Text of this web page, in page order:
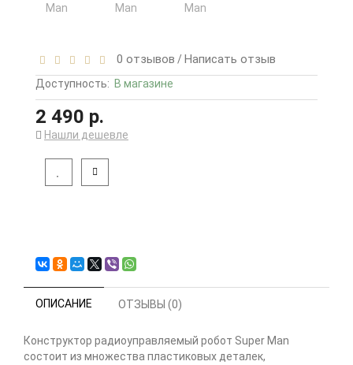
0 отзывов /Написать отзыв
Доступность: В магазине
2 490 р.
Нашли дешевле
ОПИСАНИЕ ОТЗЫВЫ (0)
Конструктор радиоуправляемый робот Super Man
состоит из множества пластиковых деталек,